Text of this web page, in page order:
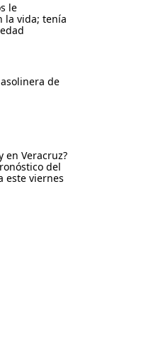
le
la vida; tenía
de
en Veracruz?
del
este viernes